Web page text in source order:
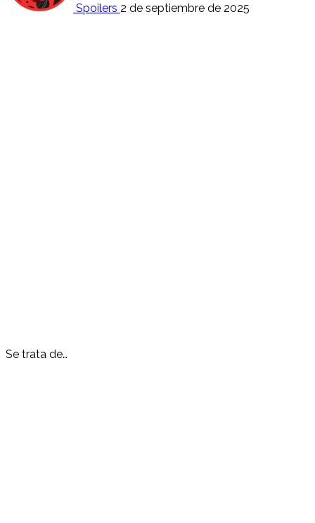
Spoilers 2 de septiembre de 2025
Se trata de…